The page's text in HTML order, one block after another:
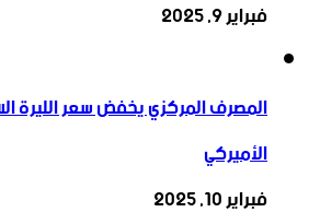
فبراير 9, 2025
المصرف المركزي يخفض سعر الليرة
الأميركي
فبراير 10, 2025